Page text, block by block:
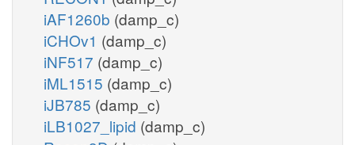
iAF1260b (damp_c)
iCHOv1 (damp_c)
iNF517 (damp_c)
iML1515 (damp_c)
iJB785 (damp_c)
iLB1027_lipid (damp_c)